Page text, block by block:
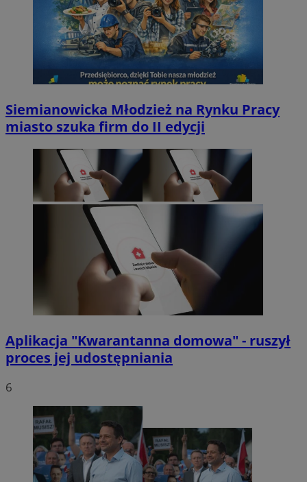
Siemianowicka Młodzież na Rynku Pracy
miasto szuka firm do II edycji
Aplikacja "Kwarantanna domowa" - ruszył
proces jej udostępniania
6